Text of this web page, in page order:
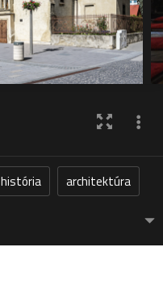
história architektúra